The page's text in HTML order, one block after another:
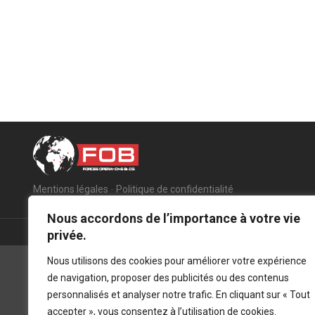
Nous accordons de l’importance à votre vie
privée.
Nous utilisons des cookies pour améliorer votre expérience
de navigation, proposer des publicités ou des contenus
personnalisés et analyser notre trafic. En cliquant sur « Tout
accepter », vous consentez à l’utilisation de cookies.
Mentions légales - Politique de confidentialité